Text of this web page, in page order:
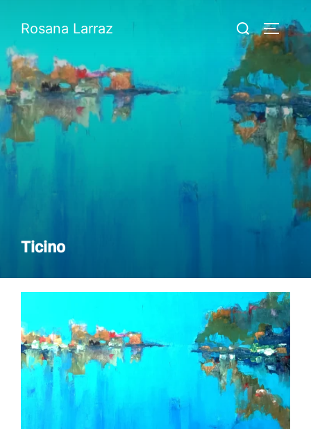
content
Rosana Larraz
Search
for:
Ticino